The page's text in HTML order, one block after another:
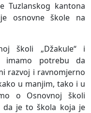
Tuzlanskog kantona
osnovne škole na
školi „Džakule“ i
imamo potrebu da
razvoj i ravnomjerno
u manjim, tako i u
o Osnovnoj školi
da je to škola koja je